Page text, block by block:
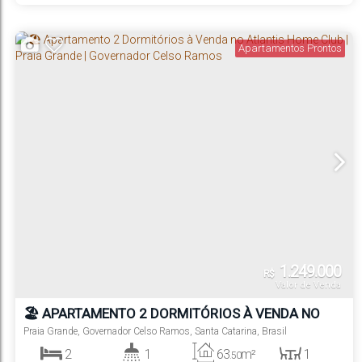
Apartamentos Prontos
R$ 1.249.000
Valor de Venda
🏖️ APARTAMENTO 2 DORMITÓRIOS À VENDA NO
ATLANTIS HOME CLUB | PRAIA GRANDE |
GOVERNADOR CELSO RAMOS
Praia Grande, Governador Celso Ramos, Santa Catarina, Brasil
2 1 63 .50m² 1